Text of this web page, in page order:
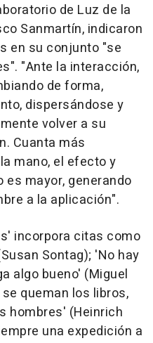
de Luz de la
Sanmartín, indicaron
en su conjunto "se
"Ante la interacción,
de forma,
dispersándose y
volver a su
Cuanta más
mano, el efecto y
mayor, generando
a la aplicación".
incorpora citas como
Sontag); 'No hay
algo bueno' (Miguel
queman los libros,
hombres' (Heinrich
una expedición a